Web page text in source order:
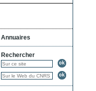
Annuaires
Rechercher